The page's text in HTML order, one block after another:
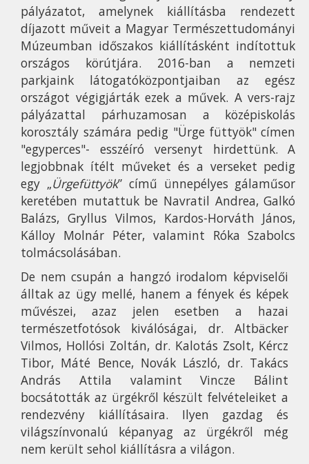
pályázatot, amelynek kiállításba rendezett
díjazott műveit a Magyar Természettudományi
Múzeumban időszakos kiállításként indítottuk
országos körútjára. 2016-ban a nemzeti
parkjaink látogatóközpontjaiban az egész
országot végigjárták ezek a művek. A vers-rajz
pályázattal párhuzamosan a középiskolás
korosztály számára pedig "Ürge füttyök" címen
"egyperces"- esszéíró versenyt hirdettünk. A
legjobbnak ítélt műveket és a verseket pedig
egy „Ürgefüttyök” című ünnepélyes gálaműsor
keretében mutattuk be Navratil Andrea, Galkó
Balázs, Gryllus Vilmos, Kardos-Horváth János,
Kálloy Molnár Péter, valamint Róka Szabolcs
tolmácsolásában.
De nem csupán a hangzó irodalom képviselői
álltak az ügy mellé, hanem a fények és képek
művészei, azaz jelen esetben a hazai
természetfotósok kiválóságai, dr. Altbäcker
Vilmos, Hollósi Zoltán, dr. Kalotás Zsolt, Kércz
Tibor, Máté Bence, Novák László, dr. Takács
András Attila valamint Vincze Bálint
bocsátották az ürgékről készült felvételeiket a
rendezvény kiállításaira. Ilyen gazdag és
világszínvonalú képanyag az ürgékről még
nem került sehol kiállításra a világon.